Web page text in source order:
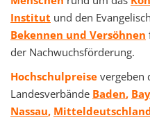
Institut und den
Bekennen und Versöhnen
der Nachwuchsförderung.
Hochschulpreise vergeben
Landesverbände Baden,
Nassau,